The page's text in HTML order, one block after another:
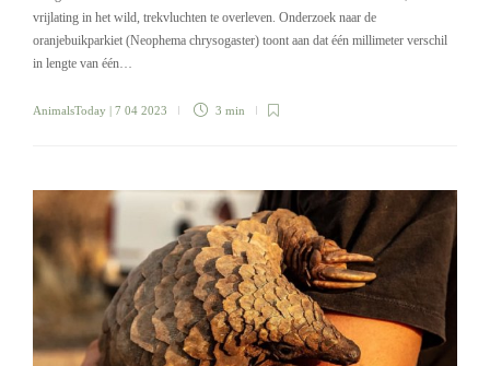
vrijlating in het wild, trekvluchten te overleven. Onderzoek naar de
oranjebuikparkiet (Neophema chrysogaster) toont aan dat één millimeter verschil
in lengte van één…
AnimalsToday | 7 04 2023 3 min